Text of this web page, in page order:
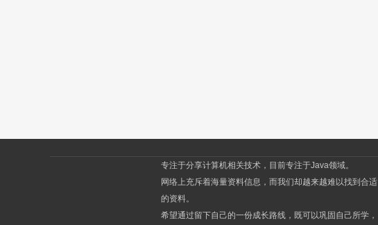
专注于分享计算机相关技术，目前专注于Java领域。
网络上充斥着海量资料信息，而我们却越来越难以找到合适
的资料。
希望通过留下自己的一份成长路线，既可以巩固自己所学，